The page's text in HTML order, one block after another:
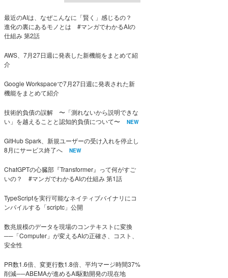
最近のAIは、なぜこんなに「賢く」感じるの？
進化の裏にあるモノとは #マンガでわかるAIの
仕組み 第2話
AWS、7月27日週に発表した新機能をまとめて紹
介
Google Workspaceで7月27日週に発表された新
機能をまとめて紹介
技術的負債の誤解 〜「測れないから説明できな
い」を越えることと認知的負債について〜
NEW
GitHub Spark、新規ユーザーの受け入れを停止し
8月にサービス終了へ
NEW
ChatGPTの心臓部『Transformer』って何がすご
いの？ #マンガでわかるAIの仕組み 第1話
TypeScriptを実行可能なネイティブバイナリにコ
ンパイルする「scriptc」公開
数兆規模のデータを現場のコンテキストに変換
──「Computer」が変えるAIの正確さ、コスト、
安全性
PR数1.6倍、変更行数1.8倍、平均マージ時間37%
削減──ABEMAが進めるAI駆動開発の現在地